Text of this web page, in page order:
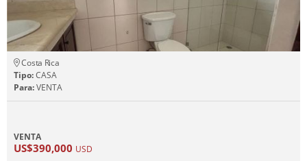
Costa Rica
Tipo:CASA
Para:VENTA
VENTA
US$390,000 USD